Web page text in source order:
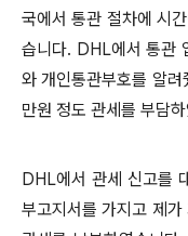
국에서 통관 절차에 시
습니다. DHL에서 통관
와 개인통관부호를 알
만원 정도 관세를 부담
DHL에서 관세 신고를
부고지서를 가지고 제